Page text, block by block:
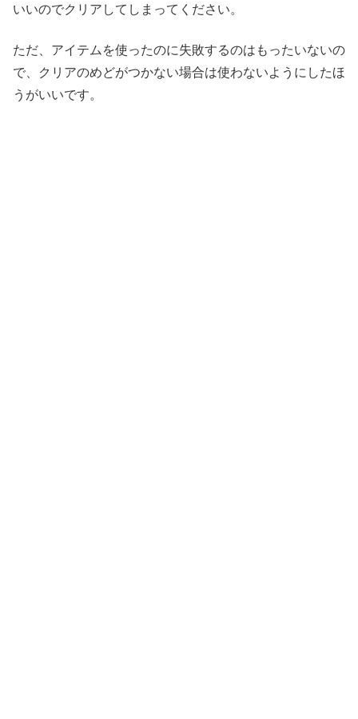
いいのでクリアしてしまってください。
ただ、アイテムを使ったのに失敗するのはもったいないの
で、クリアのめどがつかない場合は使わないようにしたほ
うがいいです。